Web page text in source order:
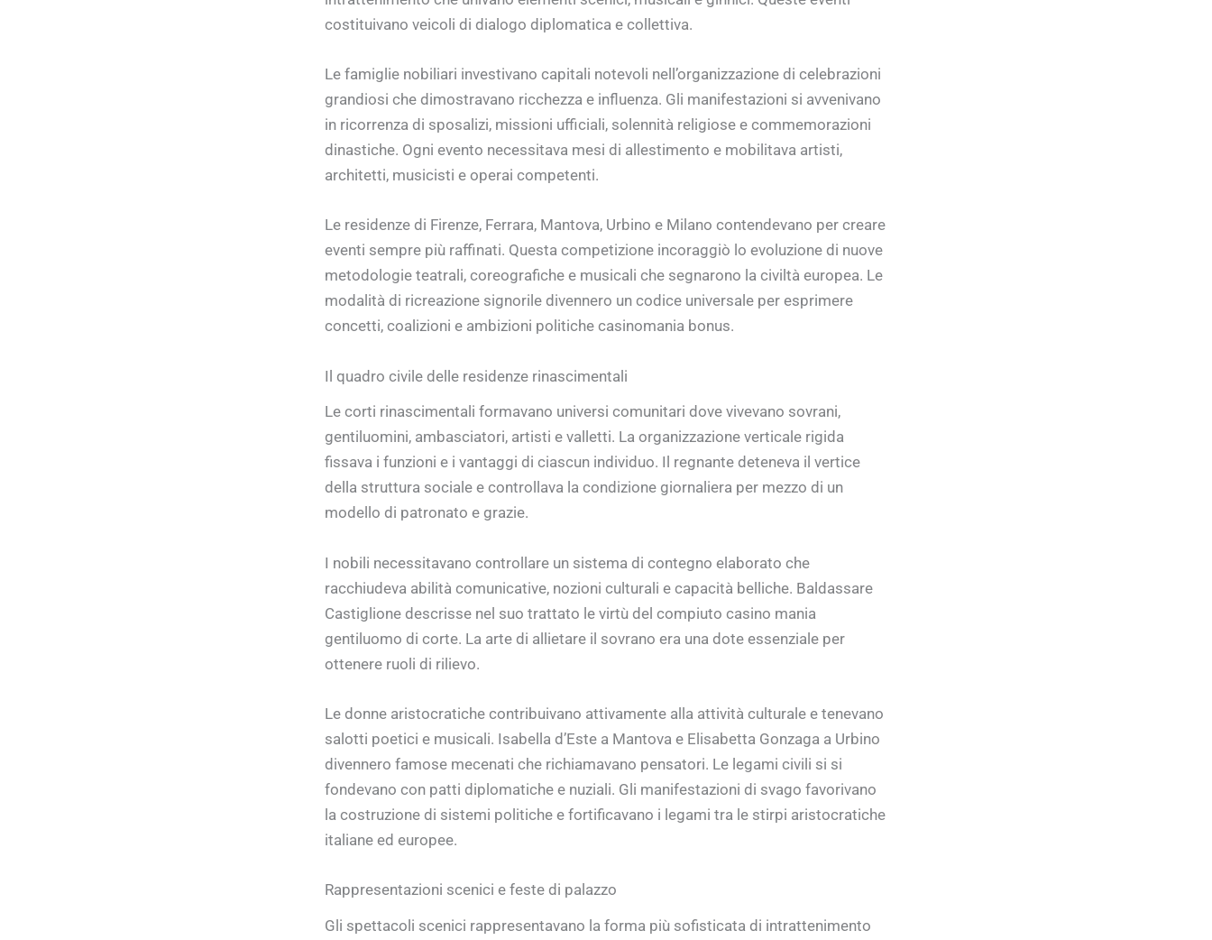
costituivano veicoli di dialogo diplomatica e collettiva.
Le famiglie nobiliari investivano capitali notevoli nell’organizzazione di celebrazioni
grandiosi che dimostravano ricchezza e influenza. Gli manifestazioni si avvenivano
in ricorrenza di sposalizi, missioni ufficiali, solennità religiose e commemorazioni
dinastiche. Ogni evento necessitava mesi di allestimento e mobilitava artisti,
architetti, musicisti e operai competenti.
Le residenze di Firenze, Ferrara, Mantova, Urbino e Milano contendevano per creare
eventi sempre più raffinati. Questa competizione incoraggiò lo evoluzione di nuove
metodologie teatrali, coreografiche e musicali che segnarono la civiltà europea. Le
modalità di ricreazione signorile divennero un codice universale per esprimere
concetti, coalizioni e ambizioni politiche casinomania bonus.
Il quadro civile delle residenze rinascimentali
Le corti rinascimentali formavano universi comunitari dove vivevano sovrani,
gentiluomini, ambasciatori, artisti e valletti. La organizzazione verticale rigida
fissava i funzioni e i vantaggi di ciascun individuo. Il regnante deteneva il vertice
della struttura sociale e controllava la condizione giornaliera per mezzo di un
modello di patronato e grazie.
I nobili necessitavano controllare un sistema di contegno elaborato che
racchiudeva abilità comunicative, nozioni culturali e capacità belliche. Baldassare
Castiglione descrisse nel suo trattato le virtù del compiuto casino mania
gentiluomo di corte. La arte di allietare il sovrano era una dote essenziale per
ottenere ruoli di rilievo.
Le donne aristocratiche contribuivano attivamente alla attività culturale e tenevano
salotti poetici e musicali. Isabella d’Este a Mantova e Elisabetta Gonzaga a Urbino
divennero famose mecenati che richiamavano pensatori. Le legami civili si si
fondevano con patti diplomatiche e nuziali. Gli manifestazioni di svago favorivano
la costruzione di sistemi politiche e fortificavano i legami tra le stirpi aristocratiche
italiane ed europee.
Rappresentazioni scenici e feste di palazzo
Gli spettacoli scenici rappresentavano la forma più sofisticata di intrattenimento